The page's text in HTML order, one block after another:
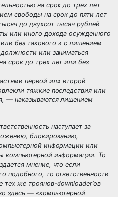
на срок до трех лет
свободы на срок до пяти лет
до двухсот тысяч рублей
или иного дохода осужденного
без такового и с лишением
или заниматься
срок до трех лет или без
первой или второй
тяжкие последствия или
— наказываются лишением
наступает за
блокированию,
информации или
компьютерной информации. То
мнение, что если
подобного, то ответственности
тех же троянов-downloader’ов
здесь — «компьютерной